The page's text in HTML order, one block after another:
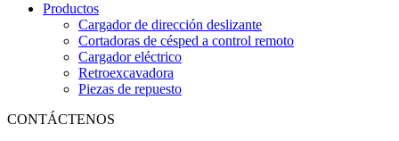
Productos
Cargador de dirección deslizante
Cortadoras de césped a control remoto
Cargador eléctrico
Retroexcavadora
Piezas de repuesto
CONTÁCTENOS